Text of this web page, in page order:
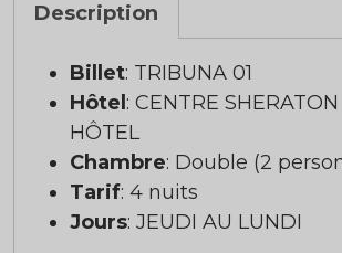
Description
Billet: TRIBUNA 01
Hôtel : CENTRE
HÔTEL
Chambre: Double (2
Tarif: 4 nuits
Jours: JEUDI AU LUNDI